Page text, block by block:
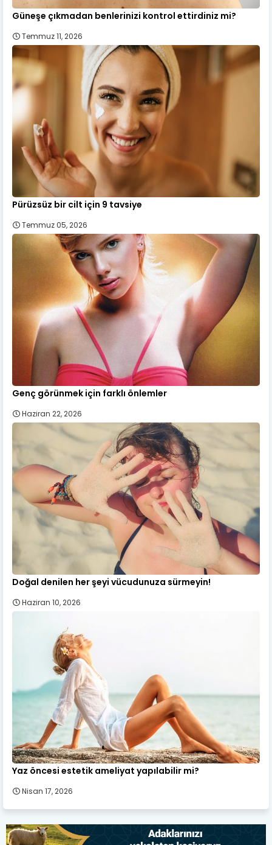
Güneşe çıkmadan benlerinizi kontrol ettirdiniz mi?
Temmuz 11, 2026
Pürüzsüz bir cilt için 9 tavsiye
Temmuz 05, 2026
Genç görünmek için farklı önlemler
Haziran 22, 2026
Doğal denilen her şeyi vücudunuza sürmeyin!
Haziran 10, 2026
Yaz öncesi estetik ameliyat yapılabilir mi?
Nisan 17, 2026